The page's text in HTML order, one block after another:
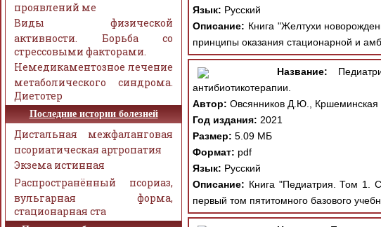
Язык: Русский
Описание: Книга "Желтухи
принципы оказания стационарной и
Название:
антибиотикотерапии.
Автор: Овсянников Д.Ю.,
Год издания: 2021
Размер: 5.09 МБ
Формат: pdf
Язык: Русский
Описание: Книга "Педиатрия. Том 1.
первый том пятитомного базового
проявлений ме
Виды физической
активности. Борьба со
стрессовыми факторами.
Немедикаментозное лечение
метаболического синдрома.
Диетотер
Последние истории болезней
Дистальная межфаланговая
псориатическая артропатия
Экзема истинная
Распространённый псориаз,
вульгарная форма,
стационарная ста